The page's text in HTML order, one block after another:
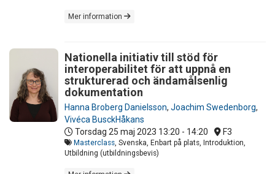
Mer information
Nationella initiativ till stöd för
interoperabilitet för att uppnå en
strukturerad och ändamålsenlig
dokumentation
Hanna Broberg Danielsson, Joachim Swedenborg,
Vivéca BusckHåkans
Torsdag 25 maj 2023 13:20 - 14:20 F3
Masterclass, Svenska, Enbart på plats, Introduktion,
Utbildning (utbildningsbevis)